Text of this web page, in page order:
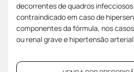
decorrentes de quadros
contraindicado em caso de
componentes da fórmula, nos
ou renal grave e hipertensão